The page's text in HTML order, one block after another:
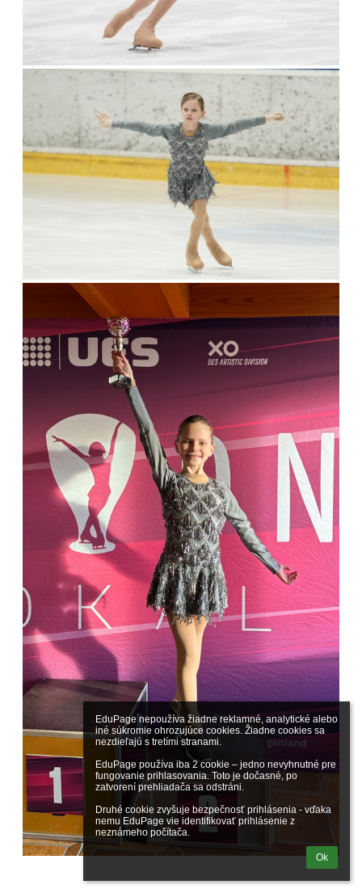
EduPage nepoužíva žiadne reklamné, analytické alebo
iné súkromie ohrozujúce cookies. Žiadne cookies sa
nezdieľajú s tretími stranami.
EduPage používa iba 2 cookie – jedno nevyhnutné pre
fungovanie prihlasovania. Toto je dočasné, po
zatvorení prehliadača sa odstráni.
Druhé cookie zvyšuje bezpečnosť prihlásenia - vďaka
nemu EduPage vie identifikovať prihlásenie z
neznámeho počítača.
Ok